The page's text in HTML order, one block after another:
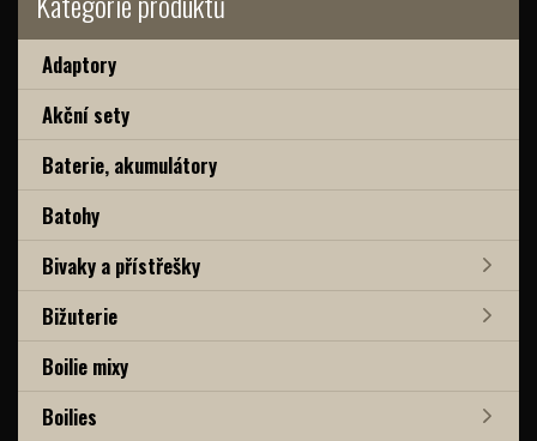
Adaptory
Akční sety
Baterie, akumulátory
Batohy
Bivaky a přístřešky
Bižuterie
Boilie mixy
Boilies